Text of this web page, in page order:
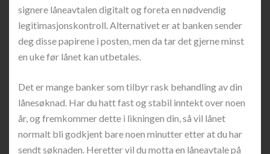
signere låneavtalen digitalt og foreta en nødvendig
legitimasjonskontroll. Alternativet er at banken sender
deg disse papirene i posten, men da tar det gjerne minst
en uke før lånet kan utbetales.
Det er mange banker som tilbyr rask behandling av din
lånesøknad. Har du hatt fast og stabil inntekt over noen
år, og fremkommer dette i likningen din, så vil lånet
normalt bli godkjent bare noen minutter etter at du har
sendt søknaden. Heretter vil du motta en låneavtale på